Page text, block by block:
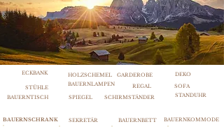
BAUERNTISCH SPIEGEL SCHIRMSTÄNDER
BAUERNSCHRANK SEKRETÄR BAUERNBETT
STANDUHR
BAUERNKOMMODE
BAUERNLAMPEN REGAL SOFA
ECKBANK
STÜHLE
HOLZSCHEMEL GARDEROBE DEKO